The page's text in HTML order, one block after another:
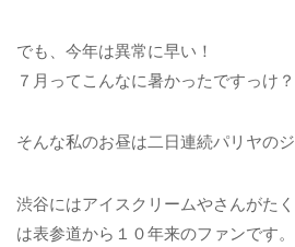
でも、今年は異常に早い！
７月ってこんなに暑かったですっけ？
そんな私のお昼は二日連続パリヤのジ
渋谷にはアイスクリームやさんがた
は表参道から１０年来のファンです。